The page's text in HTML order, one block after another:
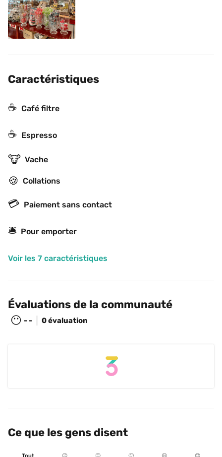
Caractéristiques
☕️ Café filtre
☕ Espresso
🐮 Vache
🍪 Collations
💳 Paiement sans contact
🛎 Pour emporter
Voir les 7 caractéristiques
Évaluations de la communauté
😶 - - 0 évaluation
Ce que les gens disent